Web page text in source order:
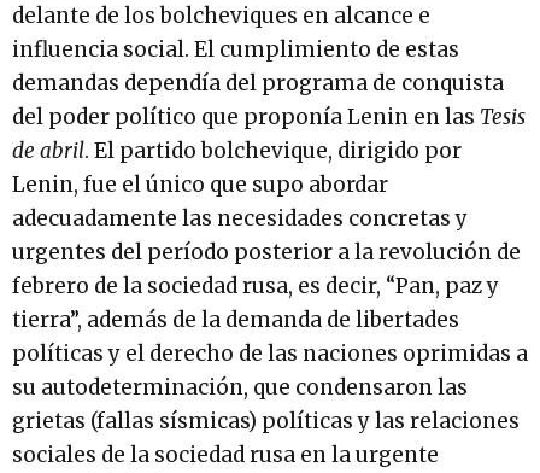
delante de los bolcheviques en alcance e
influencia social. El cumplimiento de estas
demandas dependía del programa de conquista
del poder político que proponía Lenin en las Tesis
de abril. El partido bolchevique, dirigido por
Lenin, fue el único que supo abordar
adecuadamente las necesidades concretas y
urgentes del período posterior a la revolución de
febrero de la sociedad rusa, es decir, “Pan, paz y
tierra”, además de la demanda de libertades
políticas y el derecho de las naciones oprimidas a
su autodeterminación, que condensaron las
grietas (fallas sísmicas) políticas y las relaciones
sociales de la sociedad rusa en la urgente